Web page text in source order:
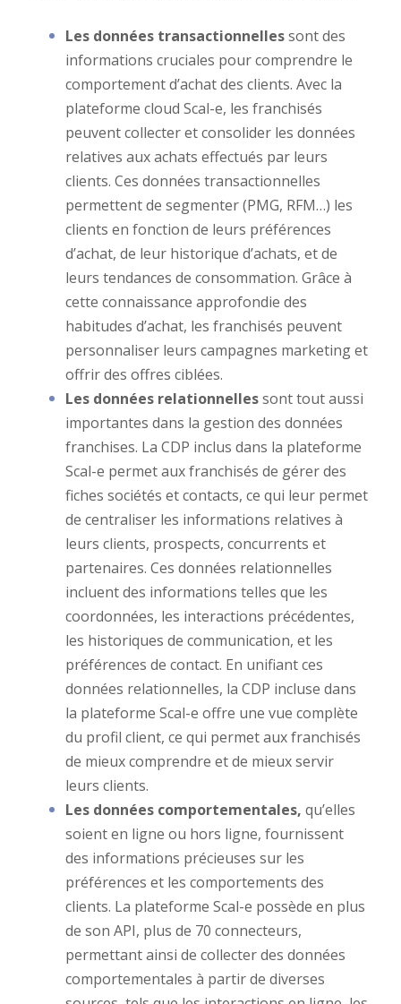
Les données transactionnellessont des
informations cruciales pour comprendre le
comportement d’achat des clients. Avec la
plateforme cloud Scal-e, les franchisés
peuvent collecter et consolider les données
relatives aux achats effectués par leurs
clients. Ces données transactionnelles
permettent de segmenter (PMG, RFM…) les
clients en fonction de leurs préférences
d’achat, de leur historique d’achats, et de
leurs tendances de consommation. Grâce à
cette connaissance approfondie des
habitudes d’achat, les franchisés peuvent
personnaliser leurs campagnes marketing et
offrir des offres ciblées.
Les données relationnellessont tout aussi
importantes dans la gestion des données
franchises. La CDP inclus dans la plateforme
Scal-e permet aux franchisés de gérer des
fiches sociétés et contacts, ce qui leur permet
de centraliser les informations relatives à
leurs clients, prospects, concurrents et
partenaires. Ces données relationnelles
incluent des informations telles que les
coordonnées, les interactions précédentes,
les historiques de communication, et les
préférences de contact. En unifiant ces
données relationnelles, la CDP incluse dans
la plateforme Scal-e offre une vue complète
du profil client, ce qui permet aux franchisés
de mieux comprendre et de mieux servir
leurs clients.
Les données comportementales, qu’elles
soient en ligne ou hors ligne, fournissent
des informations précieuses sur les
préférences et les comportements des
clients. La plateforme Scal-e possède en plus
de son API, plus de 70 connecteurs,
permettant ainsi de collecter des données
comportementales à partir de diverses